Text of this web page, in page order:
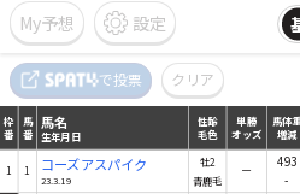
で投票 クリア
My予想 設定
枠
番
馬
番
馬名
性齢
毛色
枠
番
馬
番
馬名
生年月日
性齢
毛色
単勝
オッズ
馬体
増減
1 1 コーズアスパイク
23.3.19
牡2
青鹿毛
－
493
-